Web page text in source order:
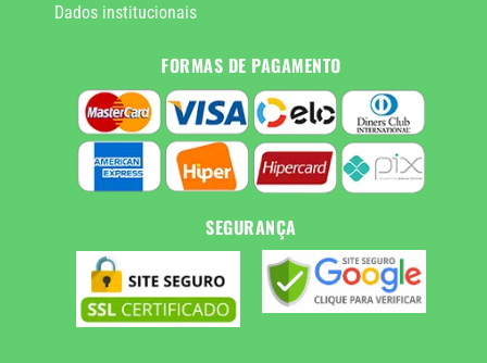
Dados institucionais
FORMAS DE PAGAMENTO
SEGURANÇA